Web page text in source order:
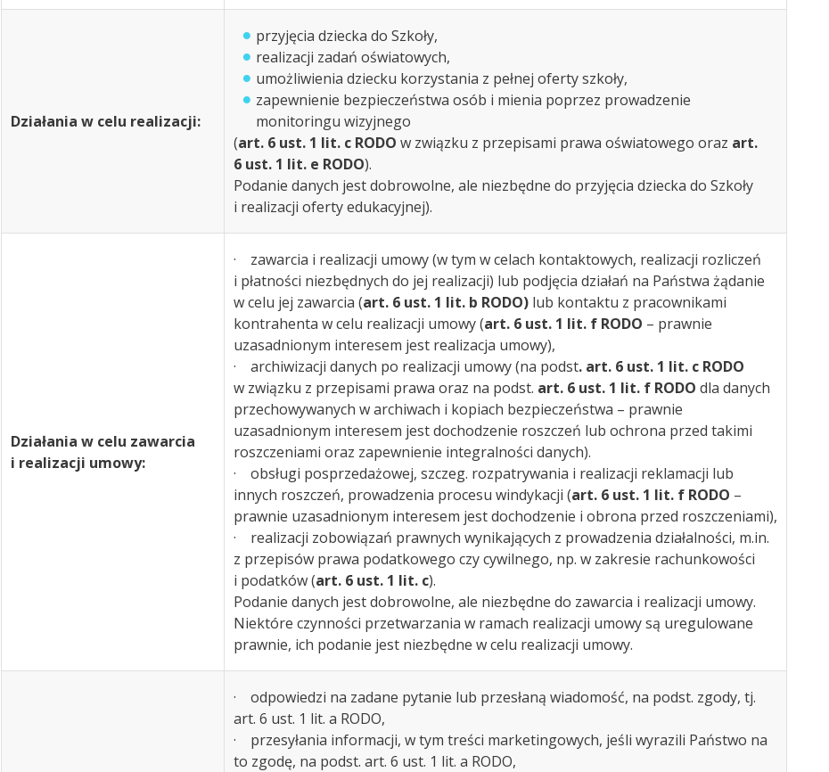
Działania w celu realizacji:
przyjęcia dziecka do Szkoły,
realizacji zadań oświatowych,
umożliwienia dziecku korzystania z pełnej oferty szkoły,
zapewnienie bezpieczeństwa osób i mienia poprzez prowadzenie
monitoringu wizyjnego
(art. 6 ust. 1 lit. c RODO w związku z przepisami prawa oświatowego oraz art.
6 ust. 1 lit. e RODO).
Podanie danych jest dobrowolne, ale niezbędne do przyjęcia dziecka do Szkoły
i realizacji oferty edukacyjnej).
Działania w celu zawarcia
i realizacji umowy:
· zawarcia i realizacji umowy (w tym w celach kontaktowych, realizacji rozliczeń
i płatności niezbędnych do jej realizacji) lub podjęcia działań na Państwa żądanie
w celu jej zawarcia (art. 6 ust. 1 lit. b RODO) lub kontaktu z pracownikami
kontrahenta w celu realizacji umowy (art. 6 ust. 1 lit. f RODO – prawnie
uzasadnionym interesem jest realizacja umowy),
· archiwizacji danych po realizacji umowy (na podst. art. 6 ust. 1 lit. c RODO
w związku z przepisami prawa oraz na podst. art. 6 ust. 1 lit. f RODO dla danych
przechowywanych w archiwach i kopiach bezpieczeństwa – prawnie
uzasadnionym interesem jest dochodzenie roszczeń lub ochrona przed takimi
roszczeniami oraz zapewnienie integralności danych).
· obsługi posprzedażowej, szczeg. rozpatrywania i realizacji reklamacji lub
innych roszczeń, prowadzenia procesu windykacji (art. 6 ust. 1 lit. f RODO –
prawnie uzasadnionym interesem jest dochodzenie i obrona przed roszczeniami),
· realizacji zobowiązań prawnych wynikających z prowadzenia działalności, m.in.
z przepisów prawa podatkowego czy cywilnego, np. w zakresie rachunkowości
i podatków (art. 6 ust. 1 lit. c).
Podanie danych jest dobrowolne, ale niezbędne do zawarcia i realizacji umowy.
Niektóre czynności przetwarzania w ramach realizacji umowy są uregulowane
prawnie, ich podanie jest niezbędne w celu realizacji umowy.
· odpowiedzi na zadane pytanie lub przesłaną wiadomość, na podst. zgody, tj.
art. 6 ust. 1 lit. a RODO,
· przesyłania informacji, w tym treści marketingowych, jeśli wyrazili Państwo na
to zgodę, na podst. art. 6 ust. 1 lit. a RODO,